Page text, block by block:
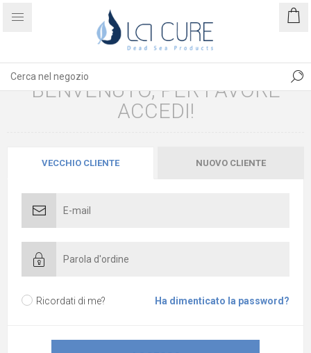
BENVENUTO, PER FAVORE
ACCEDI!
VECCHIO CLIENTE NUOVO CLIENTE
Ricordati di me? Ha dimenticato la password?